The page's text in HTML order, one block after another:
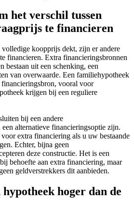
het verschil tussen
te financieren
koopprijs dekt, zijn er andere
financieren. Extra financieringsbronnen
bestaan uit een schenking, een
van overwaarde. Een familiehypotheek
vooral voor
krijgen bij een reguliere
bij een andere
alternatieve financieringsoptie zijn.
extra financiering als u uw bestaande
Echter, bijna geen
deze constructie. Het is een
behoefte aan extra financiering, maar
geldverstrekkers dit aanbieden.
hypotheek hoger dan de